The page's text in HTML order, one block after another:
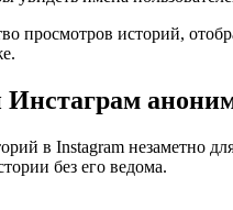
просмотров историй,
Инстаграм
в Instagram незаметно
без его ведома.